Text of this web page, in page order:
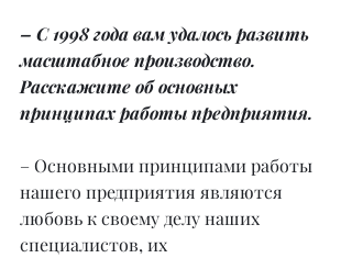
– С 1998 года вам удалось развить
масштабное производство.
Расскажите об основных
принципах работы предприятия.
– Основными принципами работы
нашего предприятия являются
любовь к своему делу наших
специалистов, их